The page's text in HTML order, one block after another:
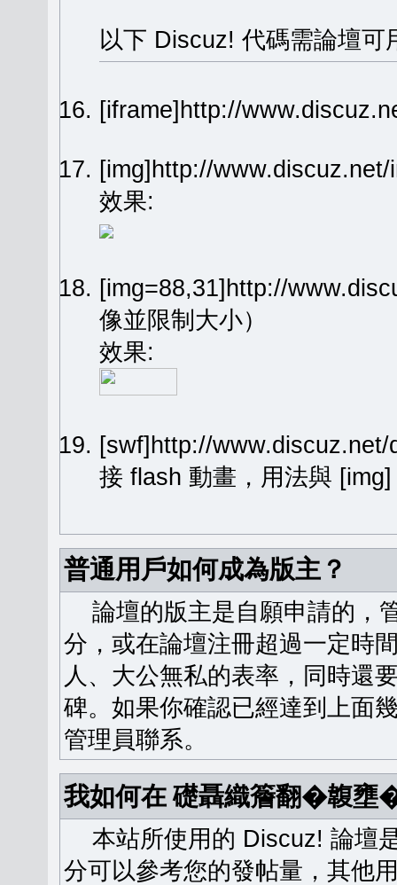
以下 Discuz! 代碼需論壇可
[iframe]http://
[img]http://
效果:
[img=88,31]http://
像並限制大小）
效果:
[swf]http://
接 flash 動畫，用法與
普通用戶如何成為版主？
論壇的版主是自願申請的，
分，或在論壇注冊超過一定時
人、大公無私的表率，同時還
碑。如果你確認已經達到上面
管理員聯系。
我如何在 礎聶織簷翻�䪖壅
本站所使用的 Discuz! 論壇
分可以參考您的發帖量，其他